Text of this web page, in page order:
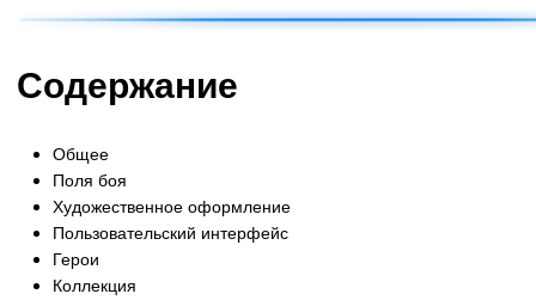
Содержание
Общее
Поля боя
Художественное оформление
Пользовательский интерфейс
Герои
Коллекция